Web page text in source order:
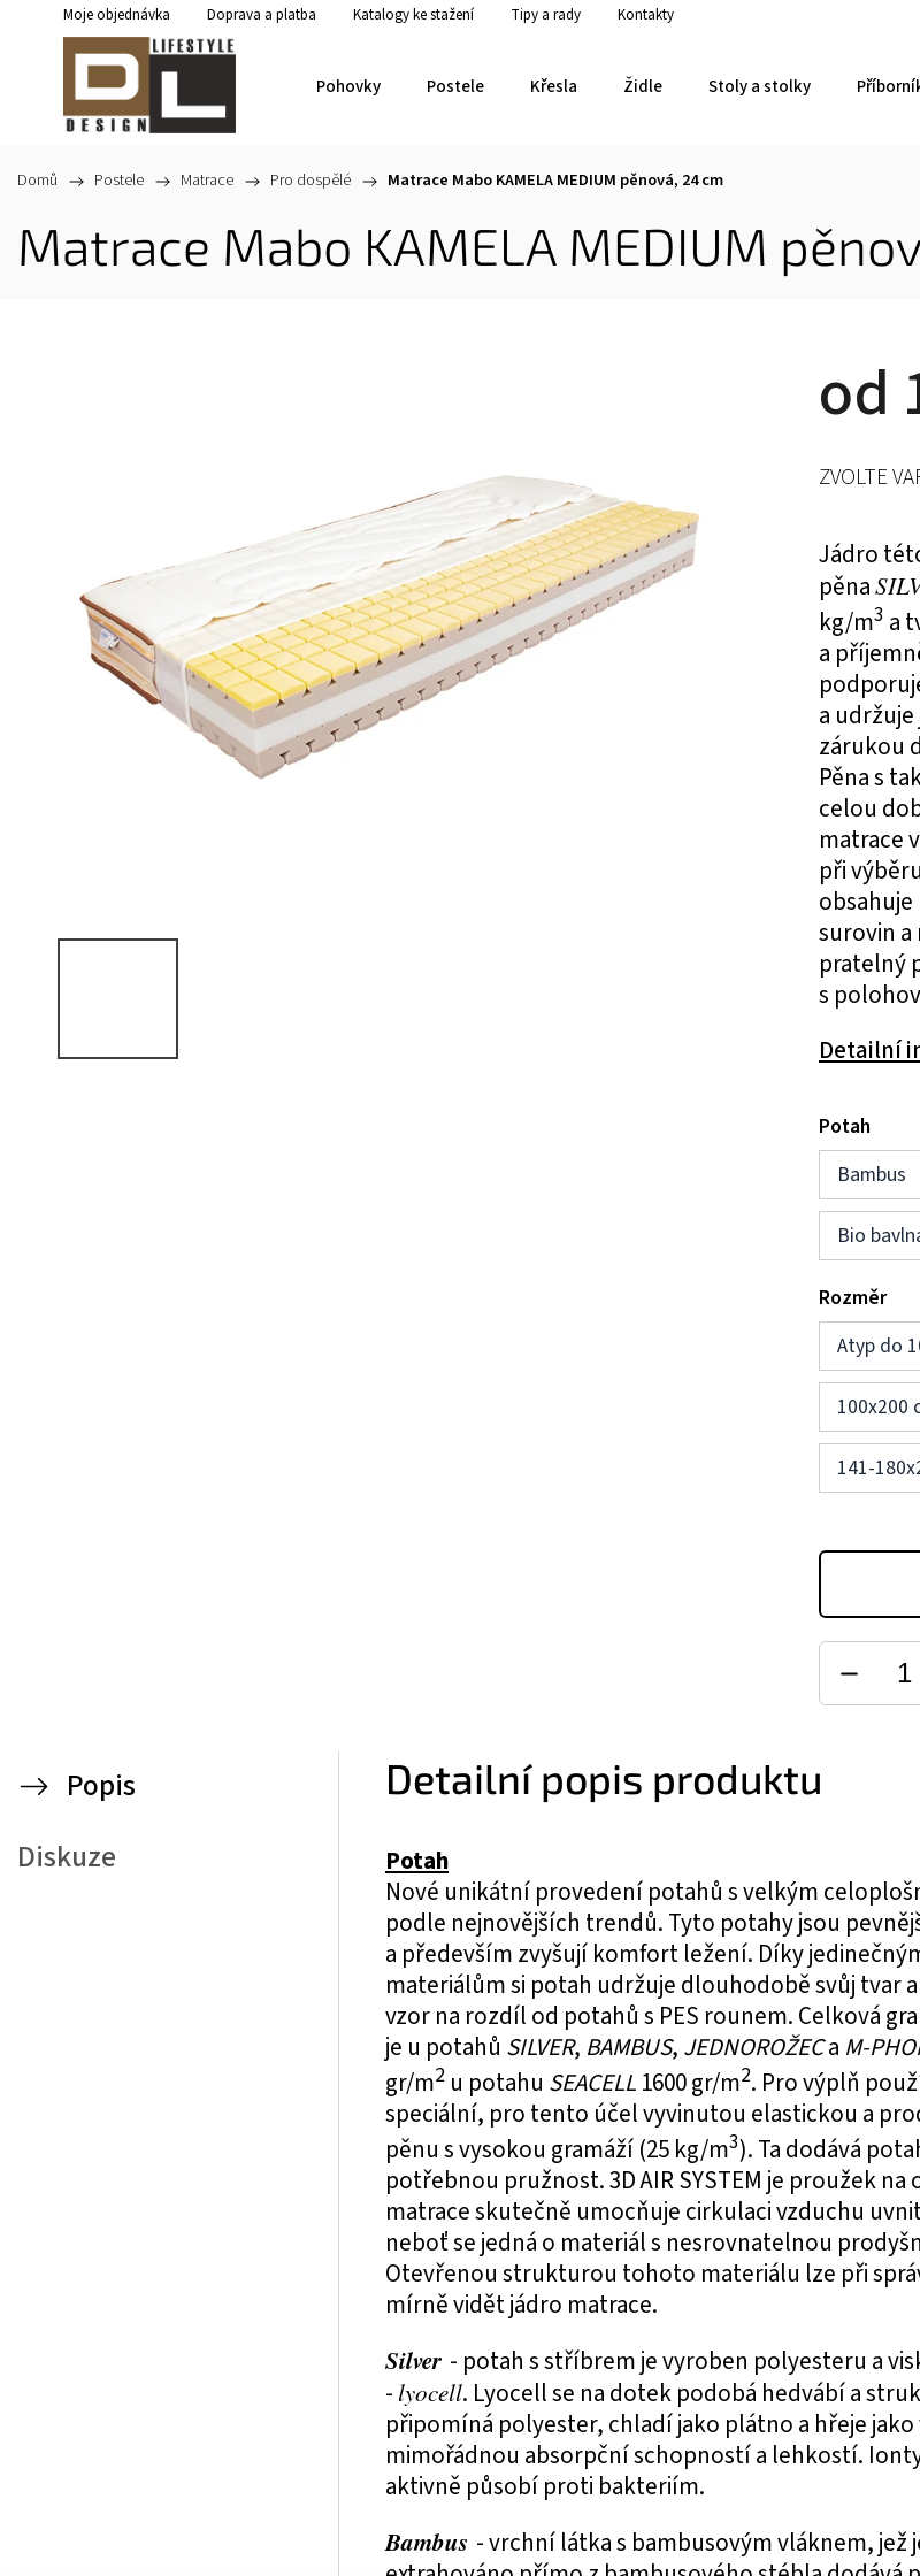
Moje objednávka Doprava a platba Katalogy ke stažení Tipy a rady Kontakty
Pohovky Postele Křesla Židle Stoly a stolky
Domů / Postele / Matrace / Pro dospělé / Matrace Mabo KAMELA MEDIUM pěnová, 24 cm
Matrace Mabo KAMELA MEDIUM
od
Jádro
pěna
kg/m3 a
a
a
zárukou
Pěna s
celou
matrace
při
surovin
pratelný
s
Detailní
Potah
Bambus
Bio
Rozměr
Atyp do
100x200
141-
ZVOLTE
Popis
Diskuze
Detailní popis produktu
Potah
Nové unikátní provedení potahů s velkým
podle nejnovějších trendů. Tyto potahy jsou
a především zvyšují komfort ležení. Díky
materiálům si potah udržuje dlouhodobě svůj tvar
vzor na rozdíl od potahů s PES rounem. Celková
je u potahů SILVER, BAMBUS, JEDNOROŽECa M-
gr/m2 u potahu SEACELL 1600 gr/m2. Pro výplň
speciální, pro tento účel vyvinutou elastickou a
pěnu s vysokou gramáží (25 kg/m3). Ta dodává
potřebnou pružnost. 3D AIR SYSTEM je proužek na
matrace skutečně umocňuje cirkulaci vzduchu
neboť se jedná o materiál s nesrovnatelnou
Otevřenou strukturou tohoto materiálu lze při
mírně vidět jádro matrace.
Silver - potah s stříbrem je vyroben polyesteru a
- lyocell. Lyocell se na dotek podobá hedvábí a
připomíná polyester, chladí jako plátno a hřeje jako
mimořádnou absorpční schopností a lehkostí.
aktivně působí proti bakteriím.
Bambus - vrchní látka s bambusovým vláknem, jež